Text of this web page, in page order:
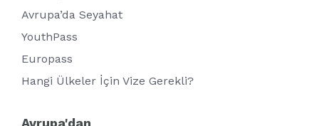
Avrupa’da Seyahat
YouthPass
Europass
Hangi Ülkeler İçin Vize Gerekli?
Avrupa'dan